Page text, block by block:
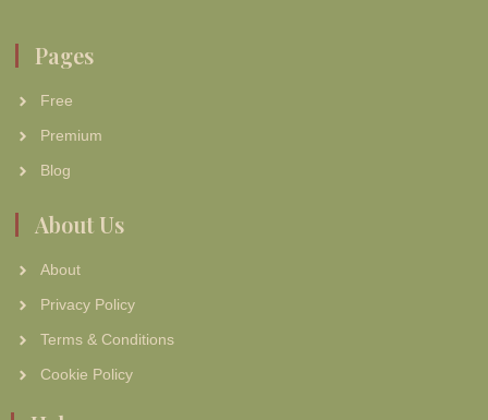
Pages
Free
Premium
Blog
About Us
About
Privacy Policy
Terms & Conditions
Cookie Policy